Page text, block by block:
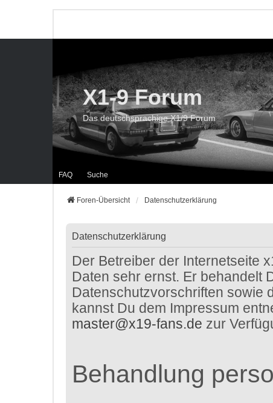
FAQ Suche
X1-9 Forum
Das deutschsprachige X1/9 Forum
Foren-Übersicht Datenschutzerklärung
Datenschutzerklärung
Der Betreiber der Internetseite
Daten sehr ernst. Er behandelt
Datenschutzvorschriften sowie
kannst Du dem Impressum
master@x19-fans.de zur
Behandlung